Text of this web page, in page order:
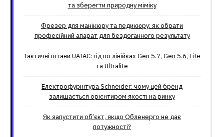
та зберегти природну міміку
Фрезер для манікюру та педикюру: як обрати
професійний апарат для бездоганного результату
Тактичні штани UATAC: гід по лінійках Gen 5.7, Gen 5.6, Lite
та Ultralite
Електрофурнітура Schneider: чому цей бренд
залишається орієнтиром якості на ринку
Як запустити об’єкт, якщо Обленерго не дає
потужності?